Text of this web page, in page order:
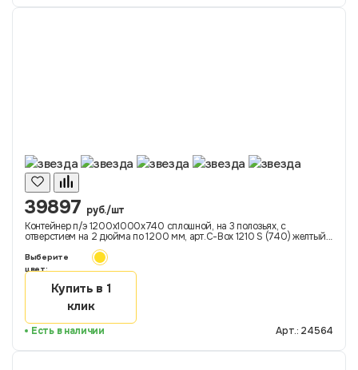
39897 руб./шт
Контейнер п/э 1200х1000х740 сплошной, на 3 полозьях, с
отверстием на 2 дюйма по 1200 мм, арт.C-Box 1210 S (740) желтый
ДП-ОС, код: 24564
Выберите
цвет:
Купить в 1
клик
Есть в наличии Арт.: 24564